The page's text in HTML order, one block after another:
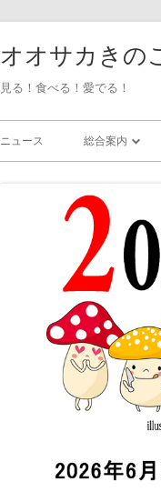
オオサカきの
見る！食べる！愛でる！
ニュース 総合案内
ステージイベン
展示 / 無料企画
ワークショップ